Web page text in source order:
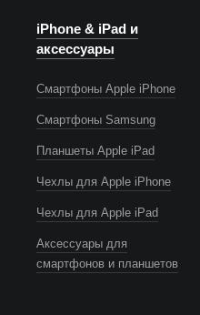
iPhone & iPad и
аксессуары
Смартфоны Apple iPhone
Смартфоны Samsung
Планшеты Apple iPad
Чехлы для Apple iPhone
Чехлы для Apple iPad
Аксессуары для
смартфонов и планшетов